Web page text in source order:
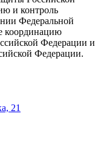
и контроль
Федеральной
координацию
Федерации и
Федерации.
21